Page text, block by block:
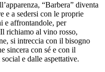
“Barbera” diventa
e a sedersi con le proprie
e affrontandole, per
richiamo al vino rosso,
si intreccia con il bisogno
sincera con sé e con il
e dalle aspettative.